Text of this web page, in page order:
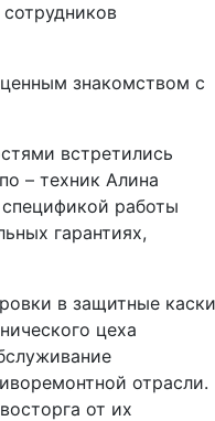
знакомством с
встретились
– техник Алина
работы
гарантиях,
в защитные каски
цеха
отрасли.
от их